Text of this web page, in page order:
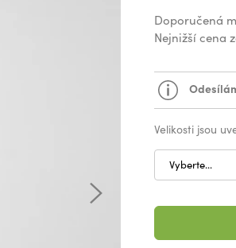
Doporučená
Nejnižší cena
Velikosti jsou
Vyberte...